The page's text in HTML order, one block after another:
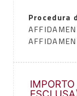
Procedura